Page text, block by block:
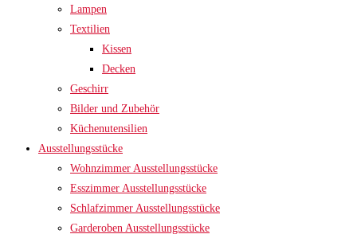
Lampen
Textilien
Kissen
Decken
Geschirr
Bilder und Zubehör
Küchenutensilien
Ausstellungsstücke
Wohnzimmer Ausstellungsstücke
Esszimmer Ausstellungsstücke
Schlafzimmer Ausstellungsstücke
Garderoben Ausstellungsstücke